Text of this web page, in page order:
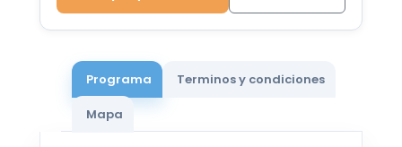
Desde €1.080
Desde €1.080
Programa Terminos y condiciones
Mapa